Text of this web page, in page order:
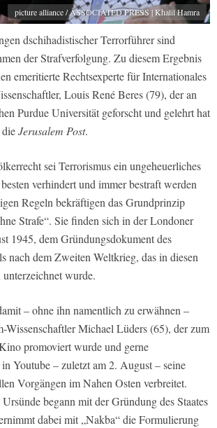
picture alliance / ASSOCIATED PRESS | Khalil Hamra
dschihadistischer Terrorführer sind
der Strafverfolgung. Zu diesem Ergebnis
emeritierte Rechtsexperte für Internationales
Louis René Beres (79), der an
Purdue Universität geforscht und gelehrt hat
Jerusalem Post.
sei Terrorismus ein ungeheuerliches
verhindert und immer bestraft werden
Regeln bekräftigen das Grundprinzip
Strafe“. Sie finden sich in der Londoner
1945, dem Gründungsdokument des
nach dem Zweiten Weltkrieg, das in diesen
wurde.
– ohne ihn namentlich zu erwähnen –
Wissenschaftler Michael Lüders (65), der zum
promoviert wurde und gerne
Youtube – zuletzt am 2. August – seine
Vorgängen im Nahen Osten verbreitet.
begann mit der Gründung des Staates
dabei mit „Nakba“ die Formulierung